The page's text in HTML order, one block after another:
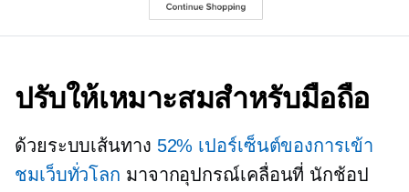
ปรับให้เหมาะสมสำหรับมือถือ
ด้วยระบบเส้นทาง 52% เปอร์เซ็นต์ของการเข้า
ชมเว็บทั่วโลก มาจากอุปกรณ์เคลื่อนที่ นักช้อป